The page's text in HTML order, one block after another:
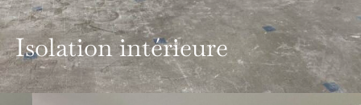
Isolation intérieure